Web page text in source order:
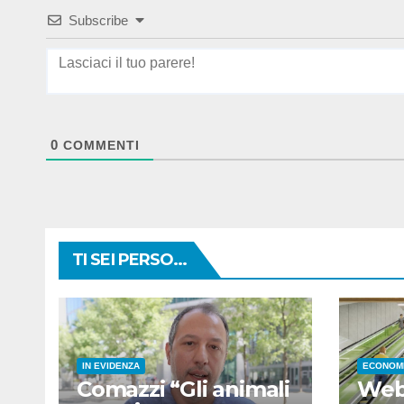
Subscribe
0 COMMENTI
TI SEI PERSO...
IN EVIDENZA
Comazzi “Gli animali